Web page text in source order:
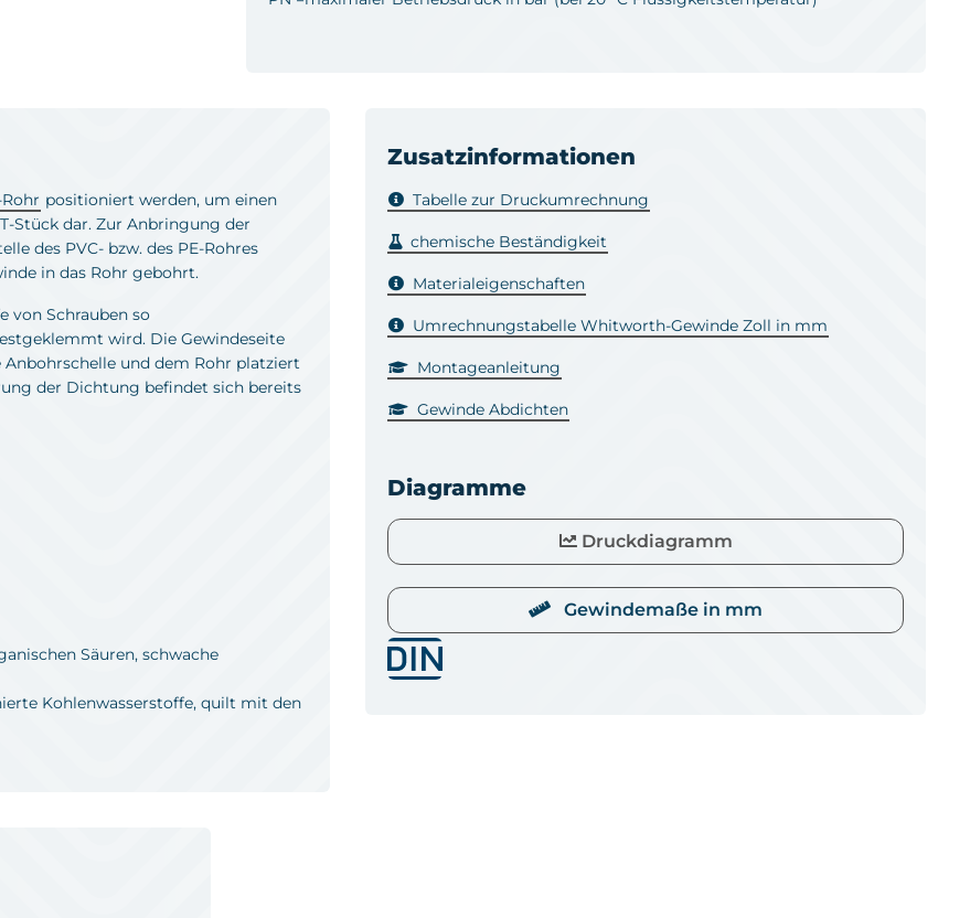
positioniert werden, um einen
Stück dar. Zur Anbringung der
des PVC- bzw. des PE-Rohres
in das Rohr gebohrt.
von Schrauben so
wird. Die Gewindeseite
und dem Rohr platziert
der Dichtung befindet sich bereits
Säuren, schwache
Kohlenwasserstoffe, quilt mit den
Zusatzinformationen
Tabelle zur Druckumrechnung
chemische Beständigkeit
Materialeigenschaften
Umrechnungstabelle Whitworth-Gewinde Zoll in mm
Montageanleitung
Gewinde Abdichten
Diagramme
Druckdiagramm
Gewindemaße in mm